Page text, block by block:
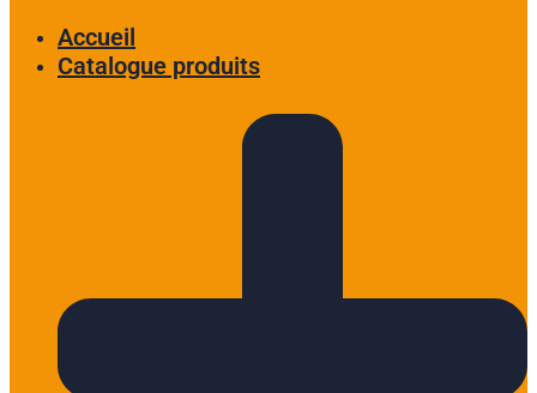
Accueil
Catalogue produits